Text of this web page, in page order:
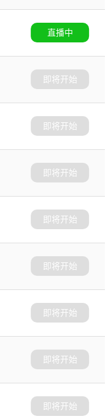
直播中
即将开始
即将开始
即将开始
即将开始
即将开始
即将开始
即将开始
即将开始